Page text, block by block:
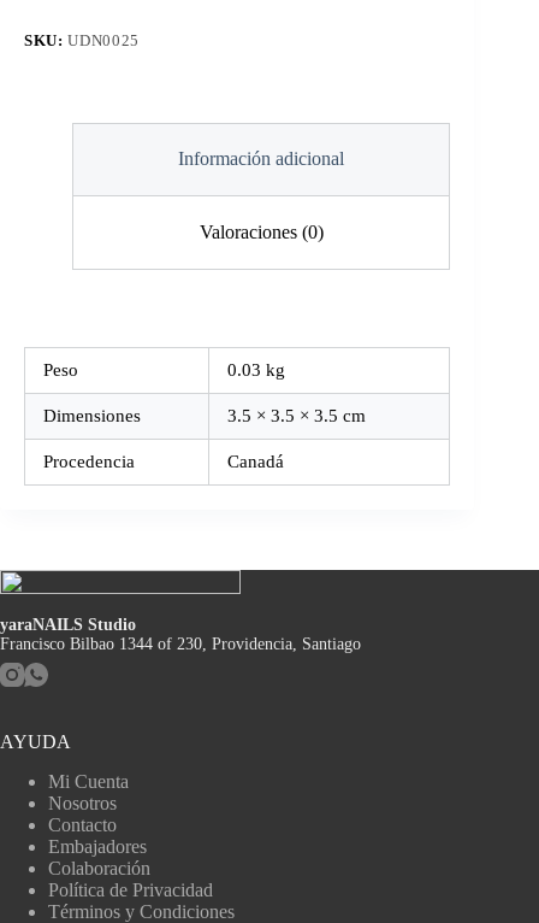
SKU:UDN0025
Información adicional
Valoraciones (0)
Peso 0.03 kg
Dimensiones 3.5 × 3.5 × 3.5 cm
Procedencia Canadá
yaraNAILS Studio
Francisco Bilbao 1344 of 230, Providencia, Santiago
AYUDA
Mi Cuenta
Nosotros
Contacto
Embajadores
Colaboración
Política de Privacidad
Términos y Condiciones